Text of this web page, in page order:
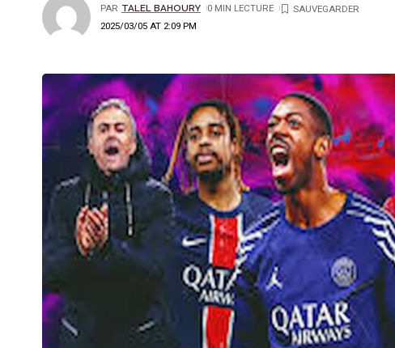
2025/03/05 AT 2:09 PM
PAR TALEL BAHOURY 0 MIN LECTURE